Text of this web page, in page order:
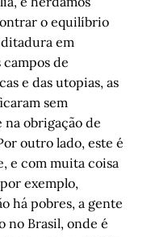
o equilíbrio
em
de
e das utopias, as
sem
na obrigação de
outro lado, este é
e com muita coisa
exemplo,
há pobres, a gente
no Brasil, onde é